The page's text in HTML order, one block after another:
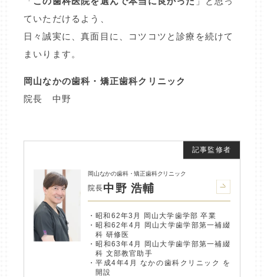
ていただけるよう、
日々誠実に、真面目に、コツコツと診療を続けて
まいります。
岡山なかの歯科・矯正歯科クリニック
院長 中野
岡山なかの歯科・矯正歯科クリニック
院長中野 浩輔
昭和62年3月 岡山大学歯学部 卒業
昭和62年4月 岡山大学歯学部第一補綴
科 研修医
昭和63年4月 岡山大学歯学部第一補綴
科 文部教官助手
平成4年4月 なかの歯科クリニック を
開設